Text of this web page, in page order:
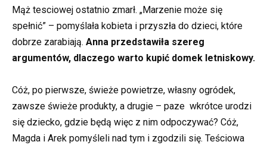
Mąż tesciowej ostatnio zmarł. „Marzenie może się
spełnić” – pomyślała kobieta i przyszła do dzieci, które
dobrze zarabiają. Anna przedstawiła szereg
argumentów, dlaczego warto kupić domek letniskowy.
Cóż, po pierwsze, świeże powietrze, własny ogródek,
zawsze świeże produkty, a drugie – paze wkrótce urodzi
się dziecko, gdzie będą więc z nim odpoczywać? Cóż,
Magda i Arek pomyśleli nad tym i zgodzili się. Teściowa